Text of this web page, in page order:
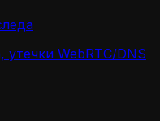
утечки WebRTC/DNS